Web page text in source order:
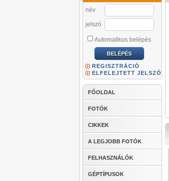
név
jelszó
Automatikus belépés
REGISZTRÁCIÓ
ELFELEJTETT JELSZÓ
FŐOLDAL
FOTÓK
CIKKEK
A LEGJOBB FOTÓK
FELHASZNÁLÓK
GÉPTÍPUSOK